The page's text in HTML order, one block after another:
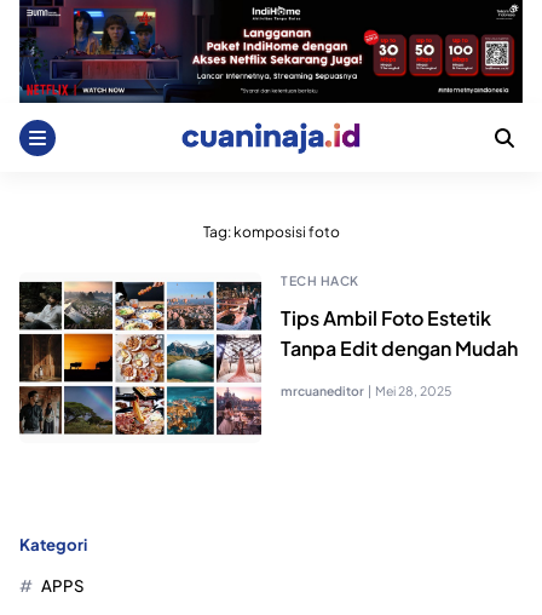
Skip
content
Tag: komposisi foto
TECH HACK
Tips Ambil Foto Estetik
Tanpa Edit dengan Mudah
mrcuaneditor | Mei 28, 2025
Kategori
APPS